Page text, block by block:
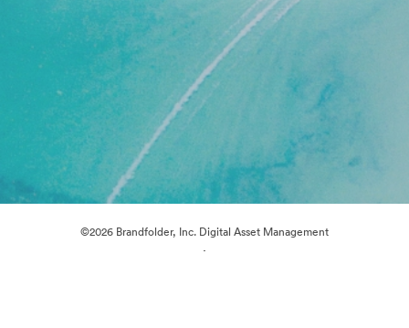
©2026 Brandfolder, Inc. Digital Asset Management
·